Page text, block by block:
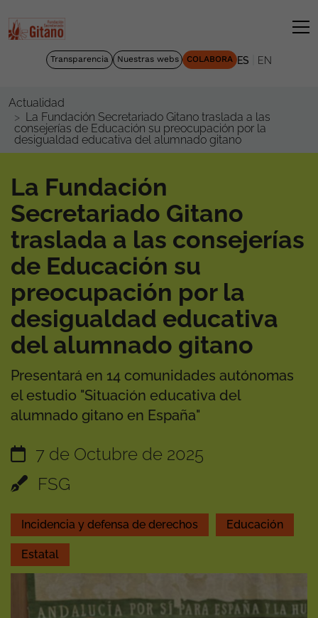
Transparencia Nuestras webs COLABORA ES EN
Actualidad
La Fundación Secretariado Gitano traslada a las
consejerías de Educación su preocupación por la
desigualdad educativa del alumnado gitano
La Fundación
Secretariado Gitano
traslada a las consejerías
de Educación su
preocupación por la
desigualdad educativa
del alumnado gitano
Presentará en 14 comunidades autónomas
el estudio "Situación educativa del
alumnado gitano en España"
7 de Octubre de 2025
FSG
Incidencia y defensa de derechos Educación
Estatal